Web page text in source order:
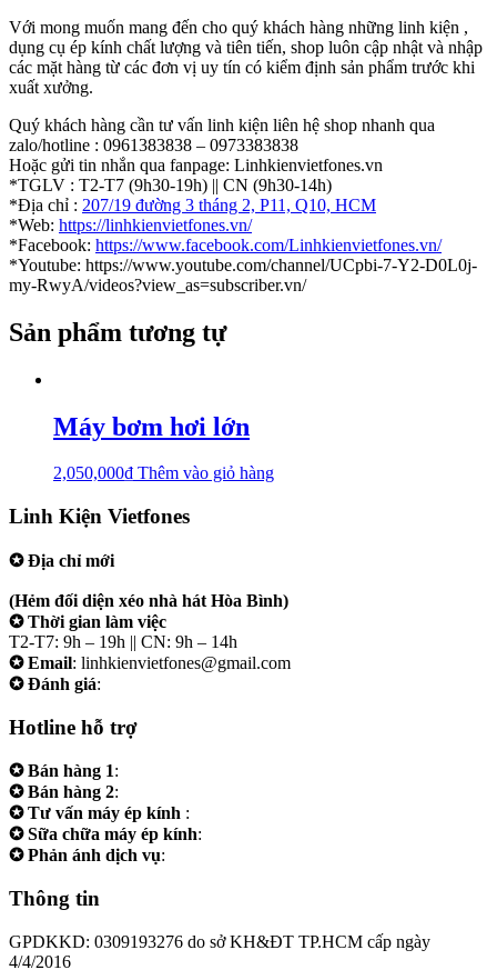
Với mong muốn mang đến cho quý khách hàng những linh kiện ,
dụng cụ ép kính chất lượng và tiên tiến, shop luôn cập nhật và nhập
các mặt hàng từ các đơn vị uy tín có kiểm định sản phẩm trước khi
xuất xưởng.
Quý khách hàng cần tư vấn linh kiện liên hệ shop nhanh qua
zalo/hotline : 0961383838 – 0973383838
Hoặc gửi tin nhắn qua fanpage: Linhkienvietfones.vn
*TGLV : T2-T7 (9h30-19h) || CN (9h30-14h)
*Địa chỉ : 207/19 đường 3 tháng 2, P11, Q10, HCM
*Web: https://linhkienvietfones.vn/
*Facebook: https://www.facebook.com/Linhkienvietfones.vn/
*Youtube: https://www.youtube.com/channel/UCpbi-7-Y2-D0L0j-
my-RwyA/videos?view_as=subscriber.vn/
Sản phẩm tương tự
Máy bơm hơi lớn
2,050,000₫ Thêm vào giỏ hàng
Linh Kiện Vietfones
✪ Địa chỉ mới
(Hẻm đối diện xéo nhà hát Hòa Bình)
✪ Thời gian làm việc
T2-T7: 9h – 19h || CN: 9h – 14h
✪ Email: linhkienvietfones@gmail.com
✪ Đánh giá:
Hotline hỗ trợ
✪ Bán hàng 1:
✪ Bán hàng 2:
✪ Tư vấn máy ép kính :
✪ Sữa chữa máy ép kính:
✪ Phản ánh dịch vụ:
Thông tin
GPDKKD: 0309193276 do sở KH&ĐT TP.HCM cấp ngày
4/4/2016